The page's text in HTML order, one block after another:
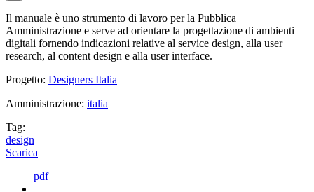
Il manuale è uno strumento di lavoro per la Pubblica
Amministrazione e serve ad orientare la progettazione di ambienti
digitali fornendo indicazioni relative al service design, alla user
research, al content design e alla user interface.
Progetto: Designers Italia
Amministrazione: italia
Tag:
design
Scarica
pdf